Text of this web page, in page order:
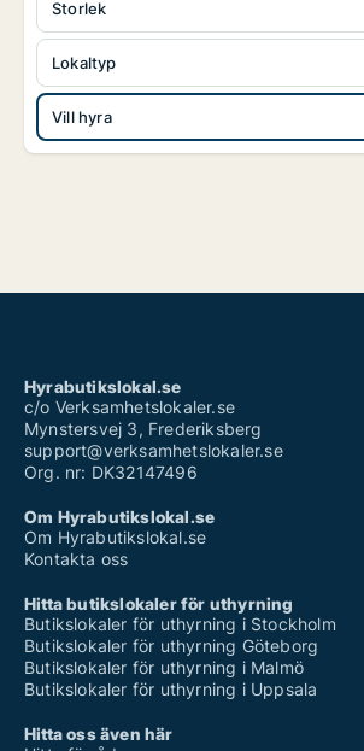
Lokaltyp
Vill hyra
Storlek
Hyrabutikslokal.se
c/o Verksamhetslokaler.se
Mynstersvej 3, Frederiksberg
support@verksamhetslokaler.se
Org. nr: DK32147496
Om Hyrabutikslokal.se
Om Hyrabutikslokal.se
Kontakta oss
Hitta butikslokaler för uthyrning
Butikslokaler för uthyrning i Stockholm
Butikslokaler för uthyrning Göteborg
Butikslokaler för uthyrning i Malmö
Butikslokaler för uthyrning i Uppsala
Hitta oss även här